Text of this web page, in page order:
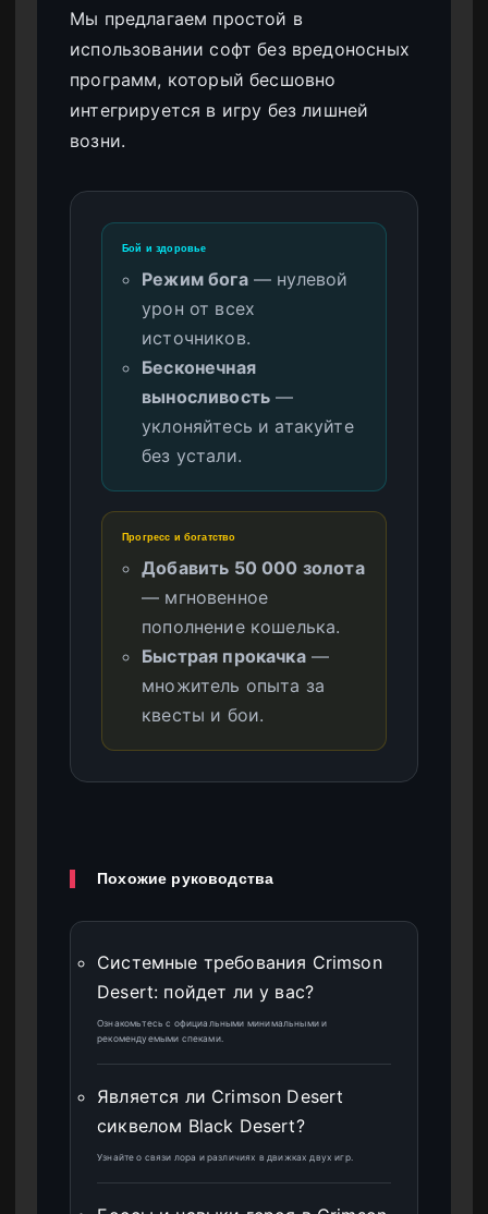
Мы предлагаем простой в
использовании софт без вредоносных
программ, который бесшовно
интегрируется в игру без лишней
возни.
Бой и здоровье
Режим бога— нулевой
урон от всех
источников.
Бесконечная
выносливость —
уклоняйтесь и атакуйте
без устали.
Прогресс и богатство
Добавить 50 000 золота
— мгновенное
пополнение кошелька.
Быстрая прокачка—
множитель опыта за
квесты и бои.
Похожие руководства
Системные требования Crimson
Desert: пойдет ли у вас?
Ознакомьтесь с официальными минимальными и
рекомендуемыми спеками.
Является ли Crimson Desert
сиквелом Black Desert?
Узнайте о связи лора и различиях в движках двух игр.